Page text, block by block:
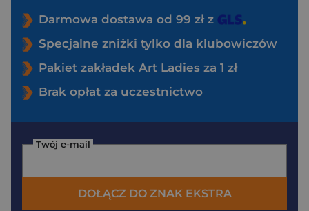
Darmowa dostawa od 99 zł z
Specjalne zniżki tylko dla klubowiczów
Pakiet zakładek Art Ladies za 1 zł
Brak opłat za uczestnictwo
Twój e-mail
DOŁĄCZ DO ZNAK EKSTRA